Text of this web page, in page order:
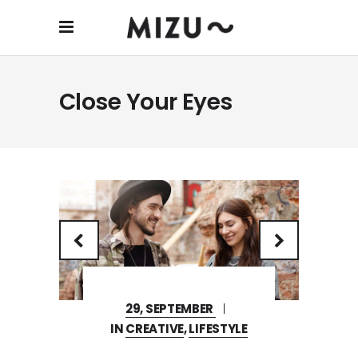
Close Your Eyes
29, SEPTEMBER
INCREATIVE,LIFESTYLE